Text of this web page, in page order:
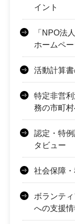
イント
「NPO法
ホームペ
活動計算
特定非営
務の市町
認定・特
タビュー
社会保障
ボランテ
への支援